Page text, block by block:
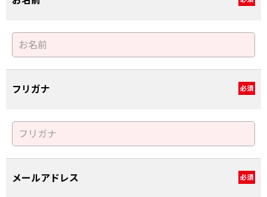
フリガナ 必須
メールアドレス 必須